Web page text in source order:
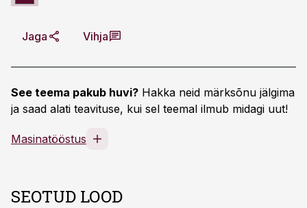
Jaga Vihja
See teema pakub huvi? Hakka neid märksõnu jälgima
ja saad alati teavituse, kui sel teemal ilmub midagi uut!
Masinatööstus
SEOTUD LOOD